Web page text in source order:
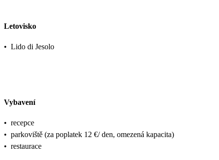
Letovisko
• Lido di Jesolo
Vybavení
• recepce
• parkoviště (za poplatek 12 €/ den, omezená kapacita)
• restaurace